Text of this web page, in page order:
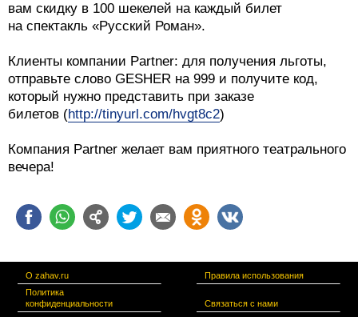
вам скидку в 100 шекелей на каждый билет
на спектакль «Русский Роман».
Клиенты компании Partner: для получения льготы,
отправьте слово GESHER на 999 и получите код,
который нужно представить при заказе
билетов (http://tinyurl.com/hvgt8c2)
Компания Partner желает вам приятного театрального
вечера!
О zahav.ru
Правила использования
Политика
конфиденциальности
Связаться с нами